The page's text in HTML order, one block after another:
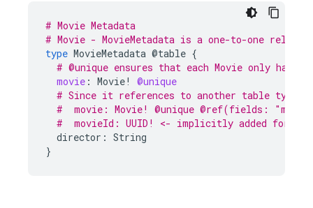
# Movie Metadata
# Movie - MovieMetadata is a one-to-one
type MovieMetadata @table {
# @unique ensures that each Movie only has
movie : Movie!
@unique
# Since it references to another table type,
#  movie: Movie! @unique @ref(fields:
#  movieId: UUID! <- implicitly added
director: String
}